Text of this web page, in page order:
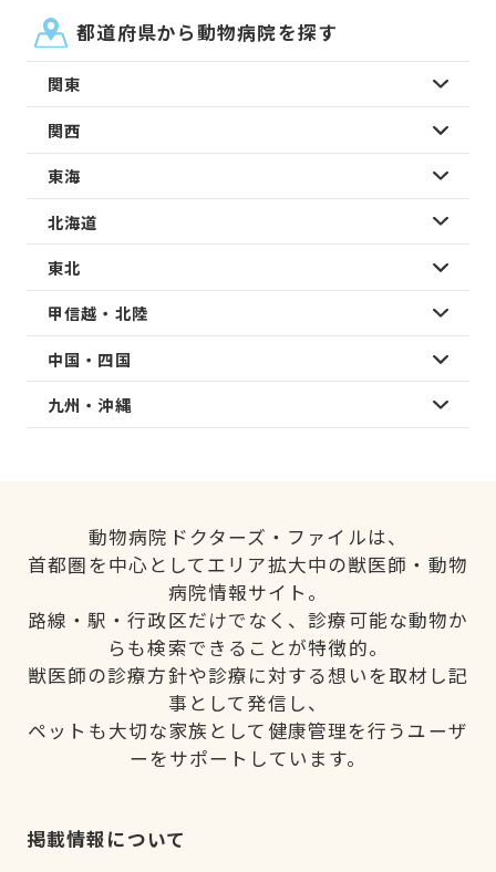
都道府県から動物病院を探す
関東
関西
東海
北海道
東北
甲信越・北陸
中国・四国
九州・沖縄
動物病院ドクターズ・ファイルは、
首都圏を中心としてエリア拡大中の獣医師・動物
病院情報サイト。
路線・駅・行政区だけでなく、診療可能な動物か
らも検索できることが特徴的。
獣医師の診療方針や診療に対する想いを取材し記
事として発信し、
ペットも大切な家族として健康管理を行うユーザ
ーをサポートしています。
掲載情報について